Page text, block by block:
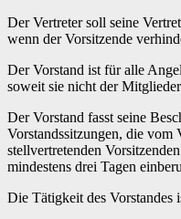
Der Vertreter soll seine
wenn der Vorsitzende
Der Vorstand ist für alle
soweit sie nicht der
Der Vorstand fasst seine
Vorstandssitzungen, die vom
stellvertretenden
mindestens drei Tagen
Die Tätigkeit des Vorstandes